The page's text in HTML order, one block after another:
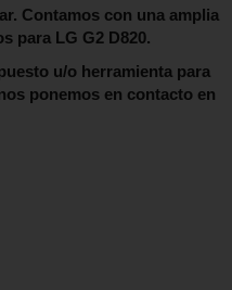
Contamos con una amplia
para LG G2 D820.
u/o herramienta para
ponemos en contacto en